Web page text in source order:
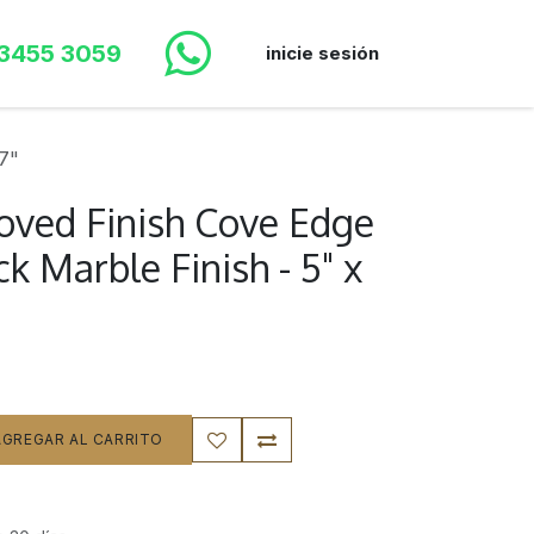
3059 inicie sesión
Finish Cove Edge
Marble Finish - 5" x
AL CARRITO